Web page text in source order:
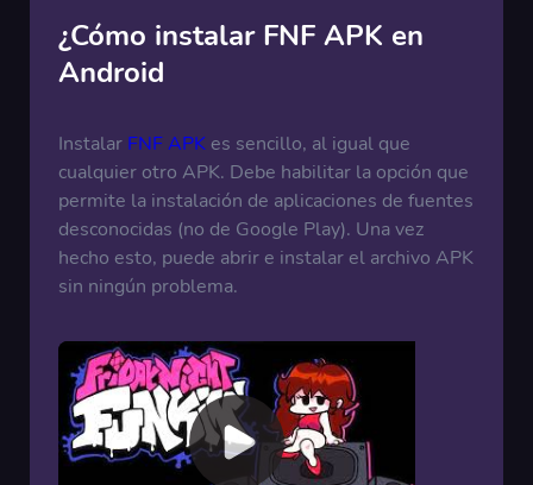
¿Cómo instalar FNF APK en
Android
Instalar FNF APK es sencillo, al igual que
cualquier otro APK. Debe habilitar la opción que
permite la instalación de aplicaciones de fuentes
desconocidas (no de Google Play). Una vez
hecho esto, puede abrir e instalar el archivo APK
sin ningún problema.